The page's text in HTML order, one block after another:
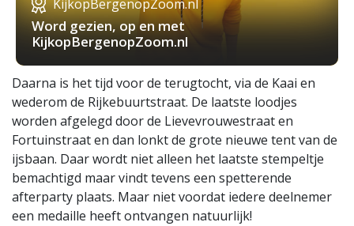
KijkopBergenopZoom.nl
Word gezien, op en met
KijkopBergenopZoom.nl
Daarna is het tijd voor de terugtocht, via de Kaai en
wederom de Rijkebuurtstraat. De laatste loodjes
worden afgelegd door de Lievevrouwestraat en
Fortuinstraat en dan lonkt de grote nieuwe tent van de
ijsbaan. Daar wordt niet alleen het laatste stempeltje
bemachtigd maar vindt tevens een spetterende
afterparty plaats. Maar niet voordat iedere deelnemer
een medaille heeft ontvangen natuurlijk!